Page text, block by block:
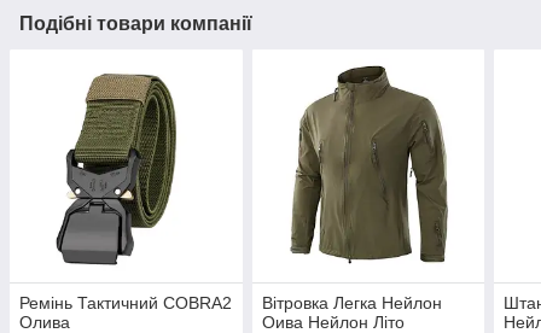
Подібні товари компанії
Ремінь Тактичний COBRA2
Олива
Вітровка Легка Нейлон
Оива Нейлон Літо